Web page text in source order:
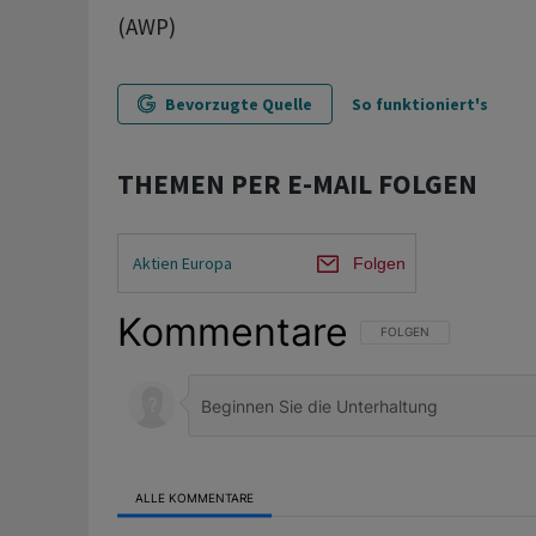
(AWP)
Bevorzugte Quelle So funktioniert's
THEMEN PER E-MAIL FOLGEN
Aktien Europa Folgen
Kommentare FOLGE DIESER
FOLGEN
ALLE KOMMENTARE